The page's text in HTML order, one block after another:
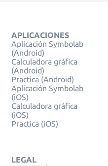
APLICACIONES
Aplicación Symbolab
(Android)
Calculadora gráfica
(Android)
Practica (Android)
Aplicación Symbolab
(iOS)
Calculadora gráfica
(iOS)
Practica (iOS)
LEGAL